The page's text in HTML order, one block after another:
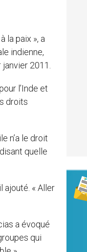
la paix », a
indienne,
2011.
l’Inde et
droits
n’a le droit
quelle
ajouté. « Aller
a évoqué
qui